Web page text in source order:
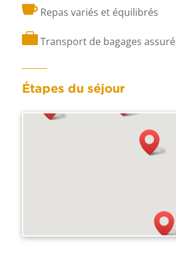
Repas variés et équilibrés
Transport de bagages assuré
Étapes du séjour